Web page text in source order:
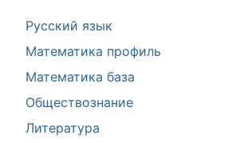
Русский язык
Математика профиль
Математика база
Обществознание
Литература